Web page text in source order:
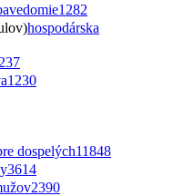
1282
hospodárska
1230
dospelých11848
3614
2390